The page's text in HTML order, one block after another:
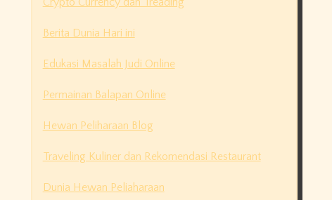
Berita Dunia Hari ini
Edukasi Masalah Judi Online
Permainan Balapan Online
Hewan Peliharaan Blog
Traveling Kuliner dan Rekomendasi Restaurant
Dunia Hewan Peliaharaan